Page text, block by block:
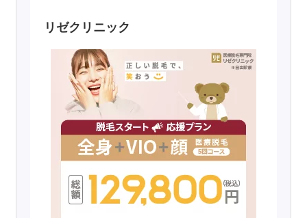
リゼクリニック